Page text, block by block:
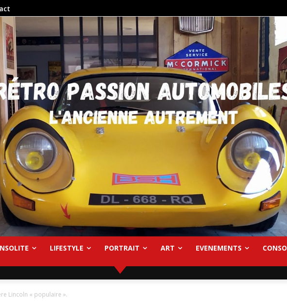
LIFESTYLE PORTRAIT ART EVENEMENTS CONSO
Lincoln « populaire ».